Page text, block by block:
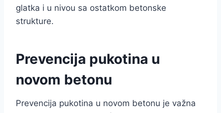
glatka i u nivou sa ostatkom betonske
strukture.
Prevencija pukotina u
novom betonu
Prevencija pukotina u novom betonu je važna